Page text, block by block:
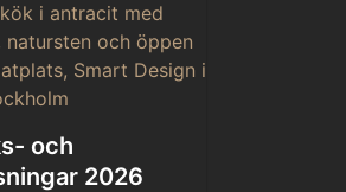
och
2026